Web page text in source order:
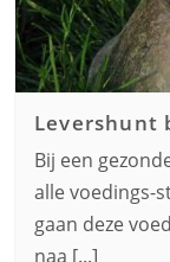
Levershunt
Bij een
alle voedings-
gaan deze
naa [...]